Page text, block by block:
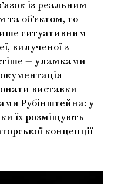
із реальним
та об’єктом, то
ситуативним
вилученої з
— уламками
виставки
Рубінштейна: у
їх розміщують
концепції